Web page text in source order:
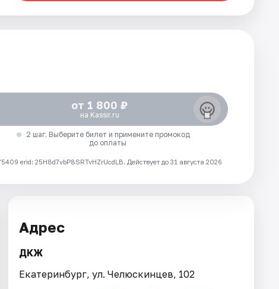
от 1 800 ₽
на Kassir.ru
2 шаг. Выберите билет и примените промокод
до оплаты
erid: 25H8d7vbP8SRTvHZrUcdLB. Действует до 31 августа 2026
Адрес
ДКЖ
Екатеринбург, ул. Челюскинцев, 102